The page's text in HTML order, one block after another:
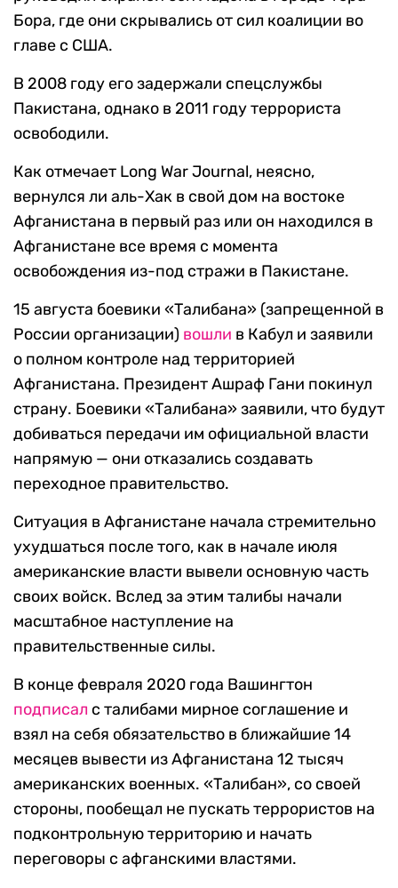
Бора, где они скрывались от сил коалиции во
главе с США.
В 2008 году его задержали спецслужбы
Пакистана, однако в 2011 году террориста
освободили.
Как отмечает Long War Journal, неясно,
вернулся ли аль-Хак в свой дом на востоке
Афганистана в первый раз или он находился в
Афганистане все время с момента
освобождения из-под стражи в Пакистане.
15 августа боевики «Талибана» (запрещенной в
России организации) вошли в Кабул и заявили
о полном контроле над территорией
Афганистана. Президент Ашраф Гани покинул
страну. Боевики «Талибана» заявили, что будут
добиваться передачи им официальной власти
напрямую — они отказались создавать
переходное правительство.
Ситуация в Афганистане начала стремительно
ухудшаться после того, как в начале июля
американские власти вывели основную часть
своих войск. Вслед за этим талибы начали
масштабное наступление на
правительственные силы.
В конце февраля 2020 года Вашингтон
подписал с талибами мирное соглашение и
взял на себя обязательство в ближайшие 14
месяцев вывести из Афганистана 12 тысяч
американских военных. «Талибан», со своей
стороны, пообещал не пускать террористов на
подконтрольную территорию и начать
переговоры с афганскими властями.